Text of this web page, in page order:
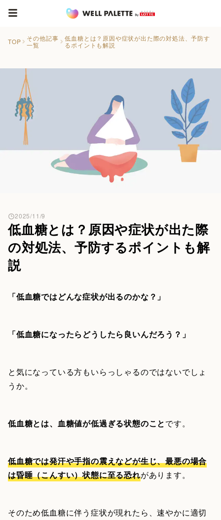
TOP
その他記事
一覧
低血糖とは？原因や症状が出た際の対処法、予防す
るポイントも解説
低血糖とは？原因や症状が出た際
の対処法、予防するポイントも解
説
2025/11/9
「低血糖ではどんな症状が出るのかな？」
「低血糖になったらどうしたら良いんだろう？」
と気になっている方もいらっしゃるのではないでしょ
うか。
低血糖とは、血糖値が低過ぎる状態のことです。
低血糖では発汗や手指の震えなどが生じ、最悪の場合
は昏睡（こんすい）状態に至る恐れがあります。
そのため低血糖に伴う症状が現れたら、速やかに適切